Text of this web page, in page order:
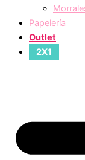
Papelería
Outlet
2X1